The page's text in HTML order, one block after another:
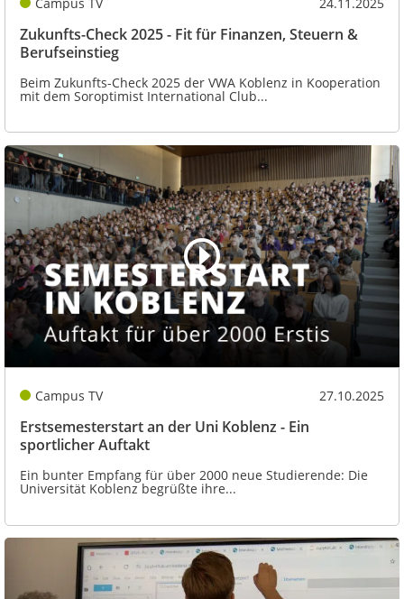
Zukunfts-Check 2025 - Fit für Finanzen, Steuern &
Berufseinstieg
Beim Zukunfts-Check 2025 der VWA Koblenz in Kooperation
mit dem Soroptimist International Club...
Campus TV 27.10.2025
Erstsemesterstart an der Uni Koblenz - Ein
sportlicher Auftakt
Ein bunter Empfang für über 2000 neue Studierende: Die
Universität Koblenz begrüßte ihre...